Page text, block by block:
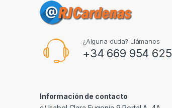
¿Alguna duda? Llámanos
+34 669 954 625
Información de contacto